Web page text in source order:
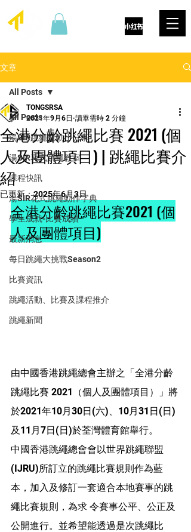
文章
All Posts
湯SIR跳繩運動小分享
湯SIR花式跳繩教室
課程快訊
湯SIR花式跳繩動作字典
學生成就-比賽成績
最新消息
每日跳繩大挑戰Season2
比賽資訊
跳繩活動、比賽及課程推介
跳繩新聞
All Posts
全港分齡跳繩比賽 2021 (個
人及團體項目) | 跳繩比賽介
紹
TONGSRSA
2021年9月6日 讀畢需時 2 分鐘
已更新：2025年6月3日
全港分齡跳繩比賽2021 (個
人及團體項目)
由中國香港跳繩總會主辦之「全港分齡
跳繩比賽 2021（個人及團體項目）」將
於2021年10月30日(六)、10月31日(日)
及11月7日(日)於荃灣體育館舉行。
中國香港跳繩總會會以世界跳繩聯盟
(IJRU)所訂立的跳繩比賽規則作為藍
本，加入及修訂一套適合本地賽事的跳
繩比賽規則，為求 令賽事公平、公正及
公開進行。並希望能透過是次跳繩比